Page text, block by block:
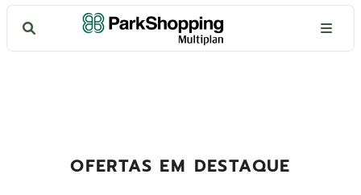
OFERTAS EM DESTAQUE